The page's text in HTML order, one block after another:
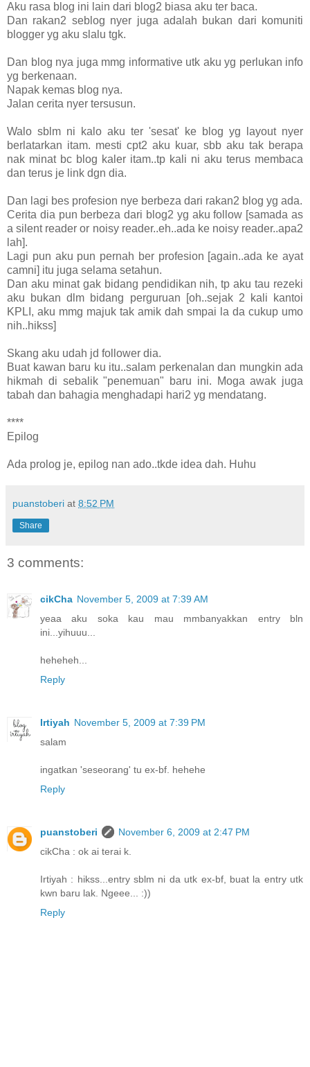
Aku rasa blog ini lain dari blog2 biasa aku ter baca.
Dan rakan2 seblog nyer juga adalah bukan dari komuniti
blogger yg aku slalu tgk.
Dan blog nya juga mmg informative utk aku yg perlukan info
yg berkenaan.
Napak kemas blog nya.
Jalan cerita nyer tersusun.
Walo sblm ni kalo aku ter 'sesat' ke blog yg layout nyer
berlatarkan itam. mesti cpt2 aku kuar, sbb aku tak berapa
nak minat bc blog kaler itam..tp kali ni aku terus membaca
dan terus je link dgn dia.
Dan lagi bes profesion nye berbeza dari rakan2 blog yg ada.
Cerita dia pun berbeza dari blog2 yg aku follow [samada as
a silent reader or noisy reader..eh..ada ke noisy reader..apa2
lah].
Lagi pun aku pun pernah ber profesion [again..ada ke ayat
camni] itu juga selama setahun.
Dan aku minat gak bidang pendidikan nih, tp aku tau rezeki
aku bukan dlm bidang perguruan [oh..sejak 2 kali kantoi
KPLI, aku mmg majuk tak amik dah smpai la da cukup umo
nih..hikss]
Skang aku udah jd follower dia.
Buat kawan baru ku itu..salam perkenalan dan mungkin ada
hikmah di sebalik "penemuan" baru ini. Moga awak juga
tabah dan bahagia menghadapi hari2 yg mendatang.
****
Epilog
Ada prolog je, epilog nan ado..tkde idea dah. Huhu
puanstoberi at 8:52 PM
Share
3 comments:
cikCha November 5, 2009 at 7:39 AM
yeaa aku soka kau mau mmbanyakkan entry bln
ini...yihuuu...
heheheh...
Reply
Irtiyah November 5, 2009 at 7:39 PM
salam
ingatkan 'seseorang' tu ex-bf. hehehe
Reply
puanstoberi
November 6, 2009 at 2:47 PM
cikCha : ok ai terai k.
Irtiyah : hikss...entry sblm ni da utk ex-bf, buat la entry utk
kwn baru lak. Ngeee... :))
Reply